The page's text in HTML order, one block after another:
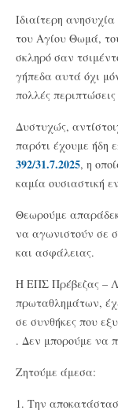
Ιδιαίτερη
του Αγίου Θωμά,
σκληρό σαν
γήπεδα αυτά όχι
πολλές
Δυστυχώς,
παρότι έχουμε ήδη
392/31.7.2025, η
καμία ουσιαστική
Θεωρούμε
να αγωνιστούν σε
και ασφάλειας.
Η ΕΠΣ Πρέβεζας –
πρωταθλημάτων,
σε συνθήκες που
. Δεν μπορούμε να
Ζητούμε άμεσα:
1. Την